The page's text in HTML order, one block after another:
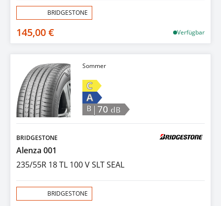
BRIDGESTONE
145,00 € Verfügbar
Sommer
C
A
B |70 dB
BRIDGESTONE
Alenza 001
235/55R 18 TL 100 V SLT SEAL
BRIDGESTONE